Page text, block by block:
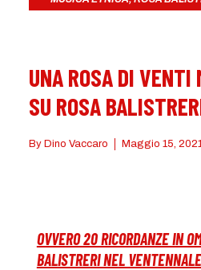
UNA ROSA DI VENTI
SU ROSA
ByDino Vaccaro Maggio 15,
OVVERO 20 RICORDANZE IN
BALISTRERI NEL